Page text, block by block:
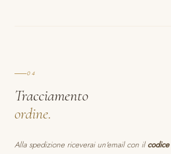
04
Tracciamento
ordine.
Alla spedizione riceverai un'email con il